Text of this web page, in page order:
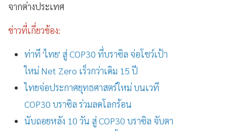
จากต่างประเทศ
ข่าวที่เกี่ยวข้อง:
ท่าที 'ไทย' สู่ COP30 ที่บราซิล จ่อโชว์เป้า
ใหม่ Net Zero เร็วกว่าเดิม 15 ปี
ไทยจ่อประกาศยุทธศาสตร์ใหม่ บนเวที
COP30 บราซิล ร่วมลดโลกร้อน
นับถอยหลัง 10 วัน สู่ COP30 บราซิล จับตา